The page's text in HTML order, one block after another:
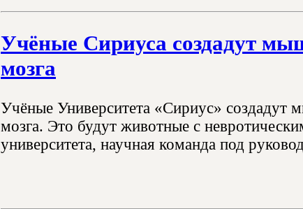
Учёные Сириуса создадут
мозга
Учёные Университета «Сириус» создадут
мозга. Это будут животные с
университета, научная команда под